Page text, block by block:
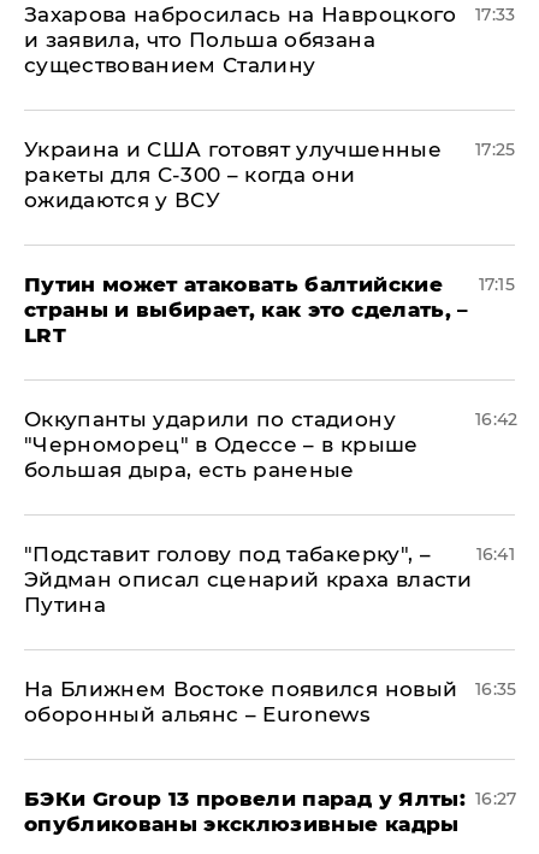
​Захарова набросилась на Навроцкого
и заявила, что Польша обязана
существованием Сталину
17:33
Украина и США готовят улучшенные
ракеты для С-300 – когда они
ожидаются у ВСУ
17:25
Путин может атаковать балтийские
страны и выбирает, как это сделать, –
LRT
17:15
Оккупанты ударили по стадиону
"Черноморец" в Одессе – в крыше
большая дыра, есть раненые
16:42
​"Подставит голову под табакерку", –
Эйдман описал сценарий краха власти
Путина
16:41
На Ближнем Востоке появился новый
оборонный альянс – Euronews
16:35
​БЭКи Group 13 провели парад у Ялты:
опубликованы эксклюзивные кадры
16:27